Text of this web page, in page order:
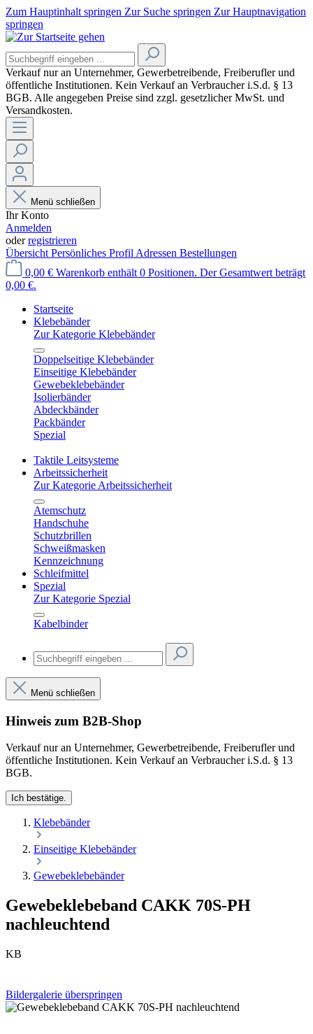
Zum Hauptinhalt springen Zur Suche springen Zur Hauptnavigation
springen
Verkauf nur an Unternehmer, Gewerbetreibende, Freiberufler und
öffentliche Institutionen. Kein Verkauf an Verbraucheri.S.d. § 13
BGB. Alle angegeben Preise sind zzgl. gesetzlicher MwSt. und
Versandkosten.
Menü schließen
Ihr Konto
Anmelden
oderregistrieren
Übersicht Persönliches Profil Adressen Bestellungen
0,00 € Warenkorb enthält 0 Positionen. Der Gesamtwert beträgt
0,00 €.
Startseite
Klebebänder
Zur Kategorie Klebebänder
Doppelseitige Klebebänder
Einseitige Klebebänder
Gewebeklebebänder
Isolierbänder
Abdeckbänder
Packbänder
Spezial
Taktile Leitsysteme
Arbeitssicherheit
Zur Kategorie Arbeitssicherheit
Atemschutz
Handschuhe
Schutzbrillen
Schweißmasken
Kennzeichnung
Schleifmittel
Spezial
Zur Kategorie Spezial
Kabelbinder
Menü schließen
Hinweis zum B2B-Shop
Verkauf nur an Unternehmer, Gewerbetreibende, Freiberufler und
öffentliche Institutionen. Kein Verkauf an Verbraucher i.S.d. § 13
BGB.
Ich bestätige.
Klebebänder
Einseitige Klebebänder
Gewebeklebebänder
Gewebeklebeband CAKK 70S-PH
nachleuchtend
KB
Bildergalerie überspringen